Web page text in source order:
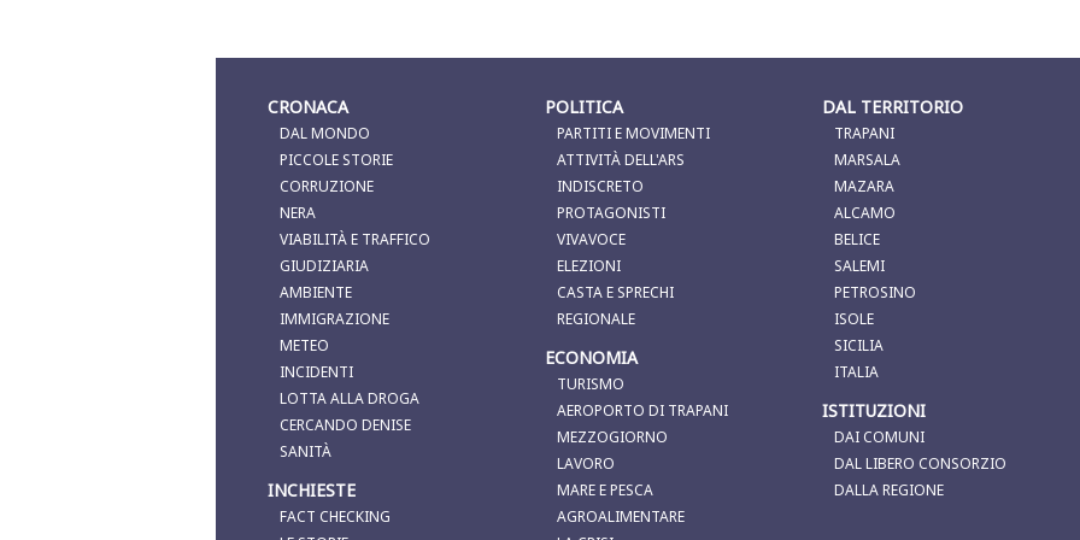
CRONACA
DAL MONDO
PICCOLE STORIE
CORRUZIONE
NERA
VIABILITÀ E TRAFFICO
GIUDIZIARIA
AMBIENTE
IMMIGRAZIONE
METEO
INCIDENTI
LOTTA ALLA DROGA
CERCANDO DENISE
SANITÀ
INCHIESTE
FACT CHECKING
POLITICA
PARTITI E MOVIMENTI
ATTIVITÀ DELL'ARS
INDISCRETO
PROTAGONISTI
VIVAVOCE
ELEZIONI
CASTA E SPRECHI
REGIONALE
ECONOMIA
TURISMO
AEROPORTO DI TRAPANI
MEZZOGIORNO
LAVORO
MARE E PESCA
AGROALIMENTARE
DAL TERRITORIO
TRAPANI
MARSALA
MAZARA
ALCAMO
BELICE
SALEMI
PETROSINO
ISOLE
SICILIA
ITALIA
ISTITUZIONI
DAI COMUNI
DAL LIBERO CONSORZIO
DALLA REGIONE